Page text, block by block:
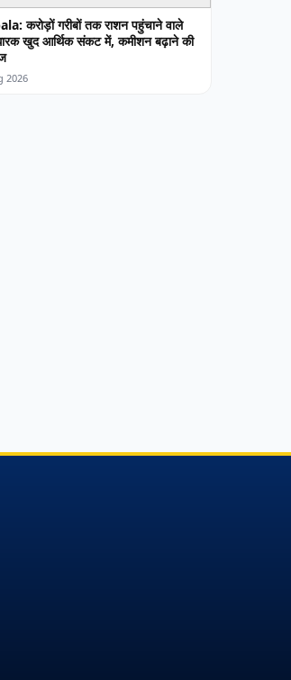
करोड़ों गरीबों तक राशन पहुंचाने वाले
खुद आर्थिक संकट में, कमीशन बढ़ाने की
2026